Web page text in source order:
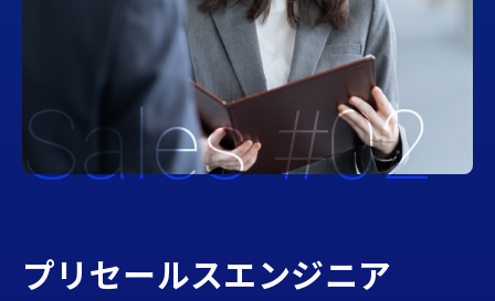
Sales #02
プリセールスエンジニア